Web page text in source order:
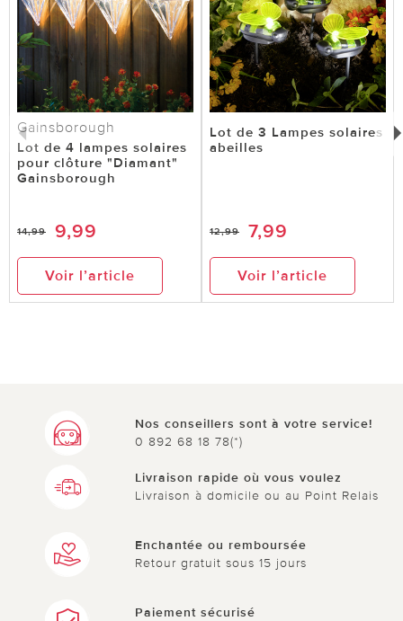
Gainsborough
Lot de 4 lampes solaires
pour clôture "Diamant"
Gainsborough
14,99 9,99
Voir l’article
Lot de 3 Lampes solaires
abeilles
12,99 7,99
Voir l’article
Nos conseillers sont à votre service!
0 892 68 18 78(*)
Livraison rapide où vous voulez
Livraison à domicile ou au Point Relais
Enchantée ou remboursée
Retour gratuit sous 15 jours
Paiement sécurisé